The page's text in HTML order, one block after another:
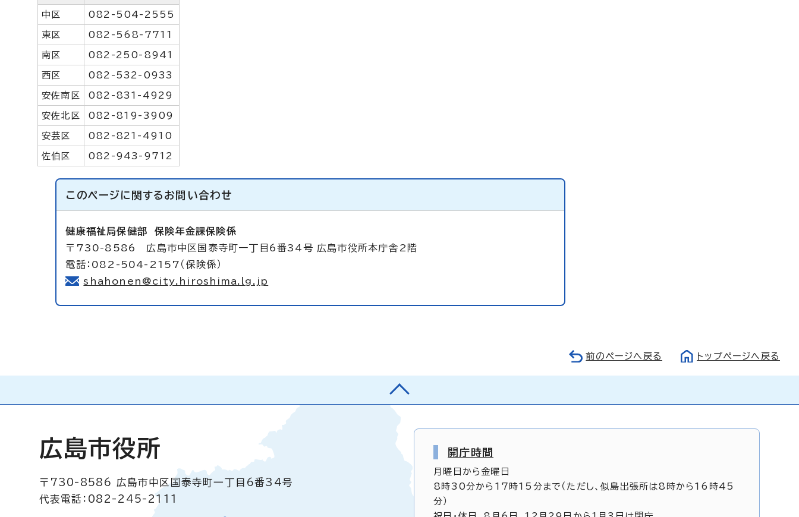
中区 082-504-2555
東区 082-568-7711
南区 082-250-8941
西区 082-532-0933
安佐南区 082-831-4929
安佐北区 082-819-3909
安芸区 082-821-4910
佐伯区 082-943-9712
このページに関する お問い合わせ
健康福祉局保健部保険年金課保険係
〒730-8586 広島市中区国泰寺町一丁目6番34号 広島市役所本庁舎2階
電話：082-504-2157（保険係）
shahonen@city.hiroshima.lg.jp
前のページへ戻る トップページへ戻る
広島市役所
〒730-8586
広島市中区国泰寺町一丁目6番34号
代表電話：082-245-2111
開庁時間
月曜日から金曜日
8時30分から17時15分まで（ただし、似島出張所は8時から16時45
分）